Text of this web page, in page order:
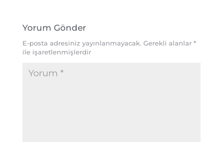
Yorum Gönder
E-posta adresiniz yayınlanmayacak. Gerekli alanlar *
ile işaretlenmişlerdir